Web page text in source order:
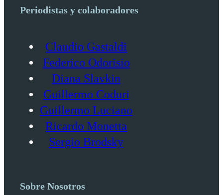
Periodistas y colaboradores
Claudio Gastaldi
Federico Odorisio
Diana Slavkin
Guillermo Coduri
Guillermo Luciano
Ricardo Monetta
Sergio Brodsky
Sobre Nosotros